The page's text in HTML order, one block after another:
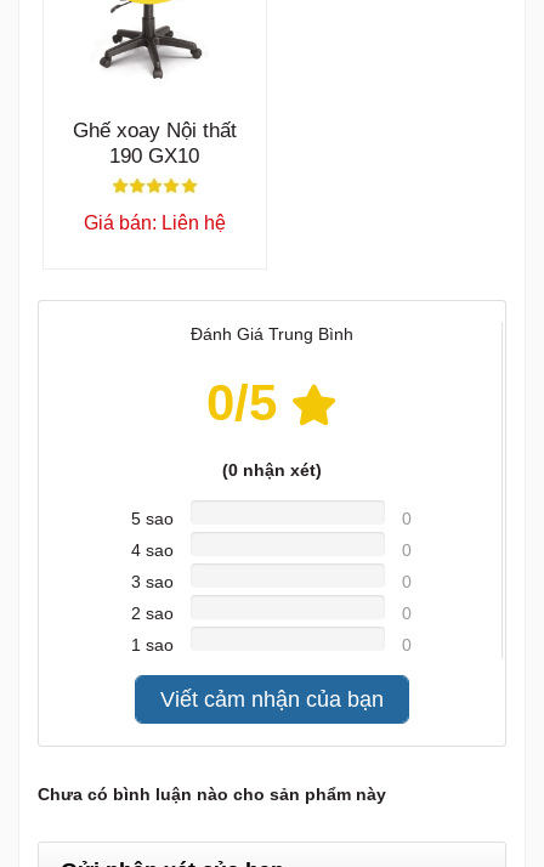
Ghế xoay Nội thất
190 GX10
Giá bán: Liên hệ
Đánh Giá Trung Bình
0/5
(0nhận xét)
5 sao
0
4 sao
0
3 sao
0
2 sao
0
1 sao
0
Viết cảm nhận của bạn
Chưa có bình luận nào cho sản phẩm này